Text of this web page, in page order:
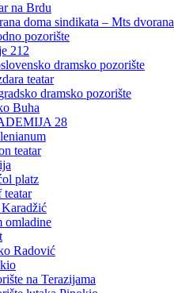
na Brdu
doma sindikata – Mts dvorana
pozorište
212
dramsko pozorište
teatar
dramsko pozorište
Buha
28
teatar
platz
teatar
omladine
Radović
na Terazijama